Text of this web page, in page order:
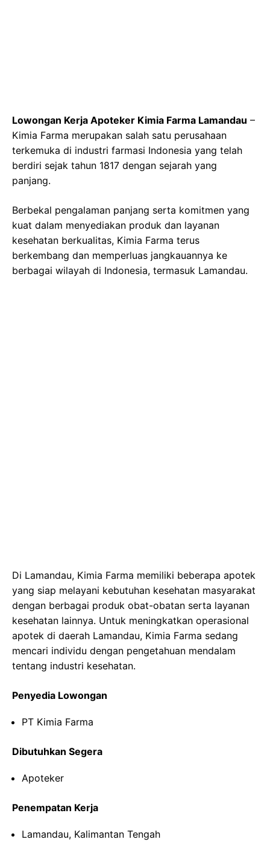
Lowongan Kerja Apoteker Kimia Farma Lamandau –
Kimia Farma merupakan salah satu perusahaan
terkemuka di industri farmasi Indonesia yang telah
berdiri sejak tahun 1817 dengan sejarah yang
panjang.
Berbekal pengalaman panjang serta komitmen yang
kuat dalam menyediakan produk dan layanan
kesehatan berkualitas, Kimia Farma terus
berkembang dan memperluas jangkauannya ke
berbagai wilayah di Indonesia, termasuk Lamandau.
Di Lamandau, Kimia Farma memiliki beberapa apotek
yang siap melayani kebutuhan kesehatan masyarakat
dengan berbagai produk obat-obatan serta layanan
kesehatan lainnya. Untuk meningkatkan operasional
apotek di daerah Lamandau, Kimia Farma sedang
mencari individu dengan pengetahuan mendalam
tentang industri kesehatan.
Penyedia Lowongan
PT Kimia Farma
Dibutuhkan Segera
Apoteker
Penempatan Kerja
Lamandau, Kalimantan Tengah